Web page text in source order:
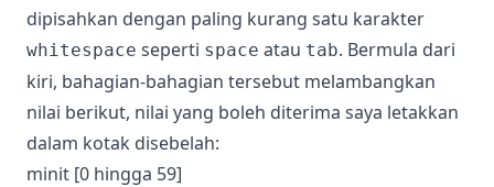
dipisahkan dengan paling kurang satu karakter
whitespace seperti space atau tab. Bermula dari
kiri, bahagian-bahagian tersebut melambangkan
nilai berikut, nilai yang boleh diterima saya letakkan
dalam kotak disebelah:
minit [0 hingga 59]